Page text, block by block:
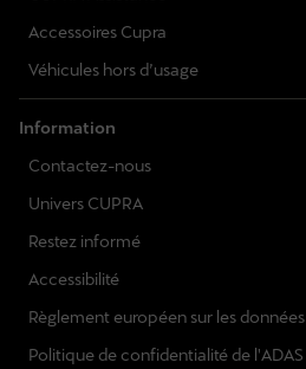
Accessoires Cupra
Véhicules hors d’usage
Information
Contactez-nous
Univers CUPRA
Restez informé
Accessibilité
Règlement européen sur les données
Politique de confidentialité de l'ADAS